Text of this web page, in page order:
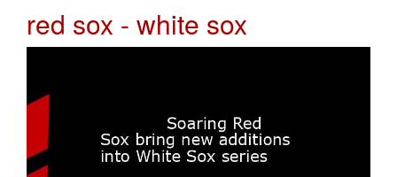
red sox - white sox